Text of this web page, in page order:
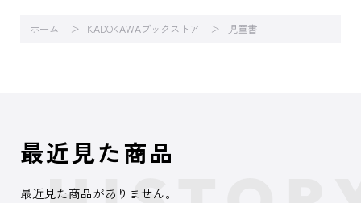
ホーム KADOKAWAブックストア 児童書
最近見た商品
最近見た商品がありません。